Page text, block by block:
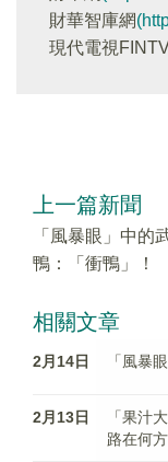
財華智庫網
現代電視
上一篇新聞
「風暴眼」中的
鴨：「衝鴨」！
相關文章
2月14日 「風暴
2月13日
「果汁
路在何